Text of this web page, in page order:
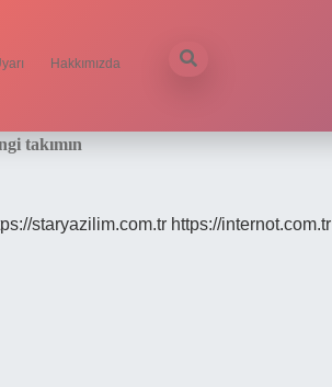
Hakkımızda
takımın
staryazilim.com.tr https://internot.com.tr